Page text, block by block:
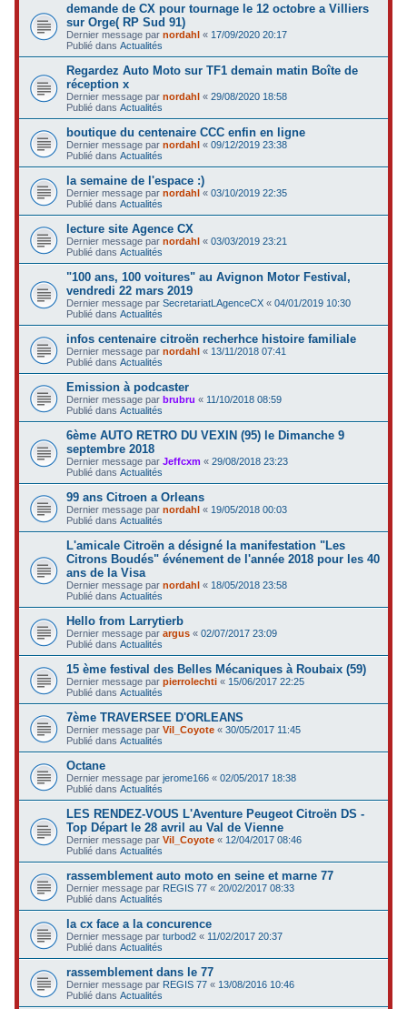
demande de CX pour tournage le 12 octobre a Villiers
sur Orge( RP Sud 91)
Dernier message parnordahl « 17/09/2020 20:17
Publié dansActualités
Regardez Auto Moto sur TF1 demain matin Boîte de
réception x
Dernier message parnordahl «29/08/2020 18:58
Publié dansActualités
boutique du centenaire CCC enfin en ligne
Dernier message parnordahl «09/12/2019 23:38
Publié dansActualités
la semaine de l'espace :)
Dernier message parnordahl «03/10/2019 22:35
Publié dansActualités
lecture site Agence CX
Dernier message parnordahl «03/03/2019 23:21
Publié dansActualités
"100 ans, 100 voitures" au Avignon Motor Festival,
vendredi 22 mars 2019
Dernier message parSecretariatLAgenceCX «04/01/2019 10:30
Publié dansActualités
infos centenaire citroën recherhce histoire familiale
Dernier message parnordahl « 13/11/2018 07:41
Publié dansActualités
Emission à podcaster
Dernier message parbrubru « 11/10/2018 08:59
Publié dansActualités
6ème AUTO RETRO DU VEXIN (95) le Dimanche 9
septembre 2018
Dernier message parJeffcxm «29/08/2018 23:23
Publié dansActualités
99 ans Citroen a Orleans
Dernier message parnordahl « 19/05/2018 00:03
Publié dansActualités
L'amicale Citroën a désigné la manifestation "Les
Citrons Boudés" événement de l'année 2018 pour les 40
ans de la Visa
Dernier message parnordahl « 18/05/2018 23:58
Publié dansActualités
Hello from Larrytierb
Dernier message parargus «02/07/2017 23:09
Publié dansActualités
15 ème festival des Belles Mécaniques à Roubaix (59)
Dernier message parpierrolechti « 15/06/2017 22:25
Publié dansActualités
7ème TRAVERSEE D'ORLEANS
Dernier message parVil_Coyote «30/05/2017 11:45
Publié dansActualités
Octane
Dernier message parjerome166 «02/05/2017 18:38
Publié dansActualités
LES RENDEZ-VOUS L'Aventure Peugeot Citroën DS -
Top Départ le 28 avril au Val de Vienne
Dernier message parVil_Coyote « 12/04/2017 08:46
Publié dansActualités
rassemblement auto moto en seine et marne 77
Dernier message par REGIS 77 «20/02/2017 08:33
Publié dansActualités
la cx face a la concurence
Dernier message parturbod2 « 11/02/2017 20:37
Publié dansActualités
rassemblement dans le 77
Dernier message par REGIS 77 « 13/08/2016 10:46
Publié dansActualités